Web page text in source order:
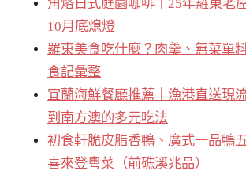
角烙日式庭園咖啡｜25年羅東老
10月底熄燈
羅東美食吃什麼？肉羹、無菜單
食記彙整
宜蘭海鮮餐廳推薦｜漁港直送現
到南方澳的多元吃法
初食軒脆皮脂香鴨、廣式一品鴨
喜來登粵菜（前礁溪兆品）